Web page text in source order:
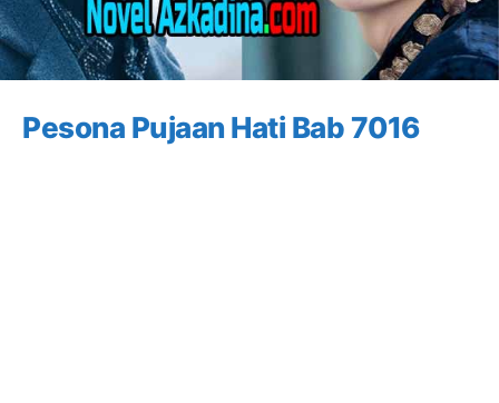
Pesona Pujaan Hati Bab 7016